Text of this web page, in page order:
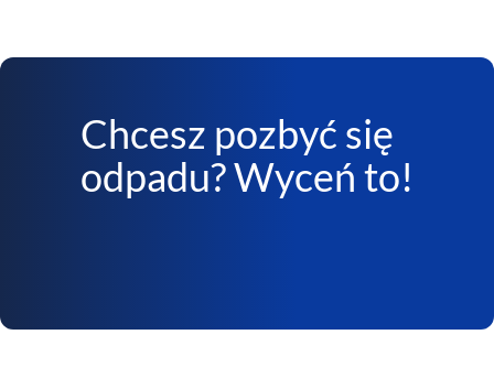
Chcesz pozbyć się
odpadu? Wyceń to!